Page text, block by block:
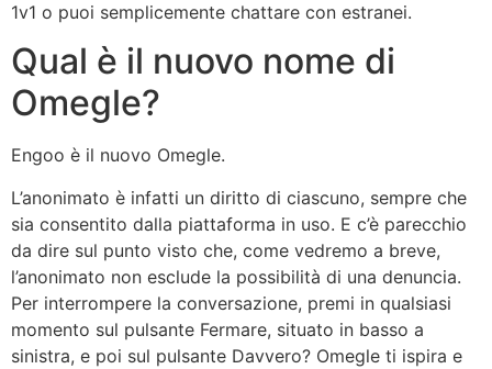
1v1 o puoi semplicemente chattare con estranei.
Qual è il nuovo nome di
Omegle?
Engoo è il nuovo Omegle.
L’anonimato è infatti un diritto di ciascuno, sempre che
sia consentito dalla piattaforma in uso. E c’è parecchio
da dire sul punto visto che, come vedremo a breve,
l’anonimato non esclude la possibilità di una denuncia.
Per interrompere la conversazione, premi in qualsiasi
momento sul pulsante Fermare, situato in basso a
sinistra, e poi sul pulsante Davvero? Omegle ti ispira e